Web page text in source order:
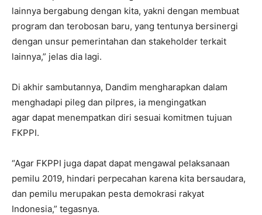
lainnya bergabung dengan kita, yakni dengan membuat
program dan terobosan baru, yang tentunya bersinergi
dengan unsur pemerintahan dan stakeholder terkait
lainnya,” jelas dia lagi.
Di akhir sambutannya, Dandim mengharapkan dalam
menghadapi pileg dan pilpres, ia mengingatkan
agar dapat menempatkan diri sesuai komitmen tujuan
FKPPI.
“Agar FKPPI juga dapat dapat mengawal pelaksanaan
pemilu 2019, hindari perpecahan karena kita bersaudara,
dan pemilu merupakan pesta demokrasi rakyat
Indonesia,” tegasnya.